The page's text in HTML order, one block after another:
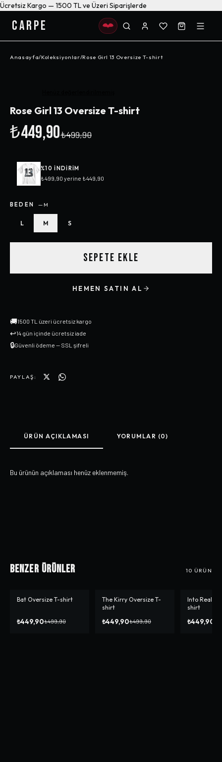
Ücretsiz Kargo — 1500 TL ve Üzeri Siparişlerde
CARPE
Anasayfa/Koleksiyonlar/Rose Girl 13 Oversize T-shirt
Rose Girl 13 Oversize T-shirt
₺449,90₺499,90
%10 INDIRIM
₺499,90 yerine ₺449,90
BEDEN — M
L M S
SEPETE EKLE
HEMEN SATIN AL
🚚1500 TL üzeri ücretsiz kargo
↩14 gün içinde ücretsiz iade
🔒Güvenli ödeme — SSL şifreli
PAYLAŞ:
ÜRÜN AÇIKLAMASI YORUMLAR (0)
Bu ürünün açıklaması henüz eklenmemiş.
Benzer Ürünler 10 ÜRÜN
-%10
Bat Oversize T-shirt
₺449,90₺499,90
-%10
The Kirry Oversize T-
shirt
₺449,90₺499,90
Into Realıty
shirt
₺449,90